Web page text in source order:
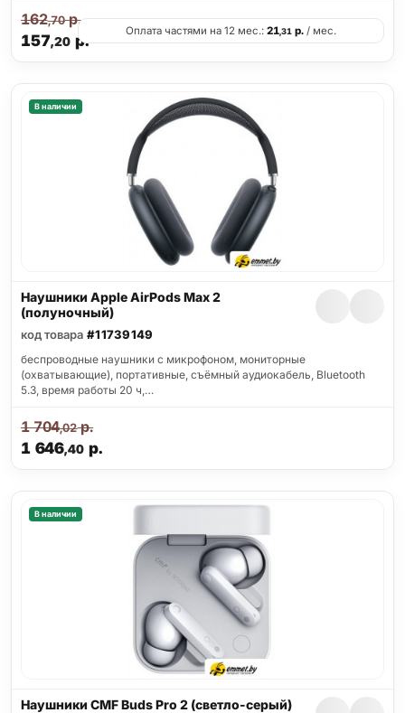
157,20р.
162,70р.
Оплата частями на 12 мес.: 21,31 р. / мес.
В наличии
Наушники Apple AirPods Max 2
(полуночный)
код товара #11739149
беспроводные наушники с микрофоном, мониторные
(охватывающие), портативные, съёмный аудиокабель, Bluetooth
5.3, время работы 20 ч,…
1 646,40 р.
1 704,02р.
В наличии
Наушники CMF Buds Pro 2 (светло-серый)